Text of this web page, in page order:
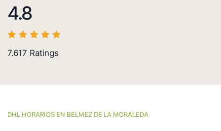
4.8
7.617 Ratings
DHL HORARIOS EN BELMEZ DE LA MORALEDA